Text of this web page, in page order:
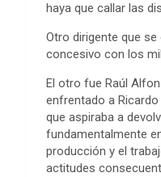
haya que callar las
Otro dirigente que
concesivo con los
El otro fue Raúl
enfrentado a
que aspiraba a
fundamentalmente
producción y el
actitudes